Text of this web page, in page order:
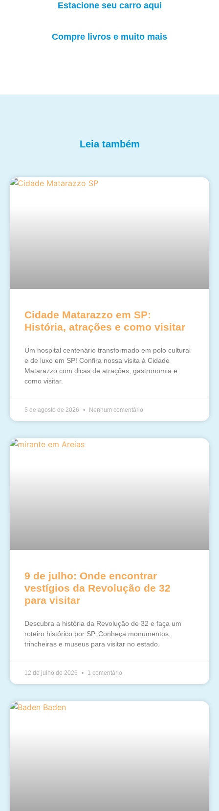
Estacione seu carro aqui
Compre livros e muito mais
Leia também
Cidade Matarazzo em SP:
História, atrações e como visitar
Um hospital centenário transformado em polo cultural
e de luxo em SP! Confira nossa visita à Cidade
Matarazzo com dicas de atrações, gastronomia e
como visitar.
5 de agosto de 2026 Nenhum comentário
9 de julho: Onde encontrar
vestígios da Revolução de 32
para visitar
Descubra a história da Revolução de 32 e faça um
roteiro histórico por SP. Conheça monumentos,
trincheiras e museus para visitar no estado.
12 de julho de 2026 1 comentário